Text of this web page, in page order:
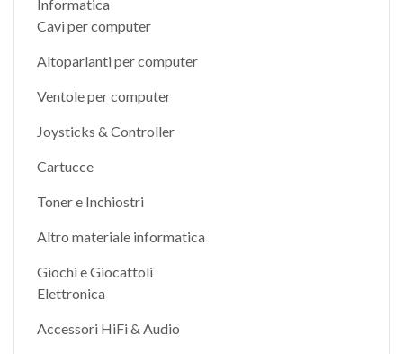
Informatica
Cavi per computer
Altoparlanti per computer
Ventole per computer
Joysticks & Controller
Cartucce
Toner e Inchiostri
Altro materiale informatica
Giochi e Giocattoli
Elettronica
Accessori HiFi & Audio